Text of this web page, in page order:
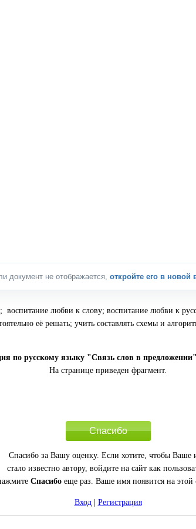
документ не отображается, откройте его в новой
любви к слову; воспитание любви к
её решать; учить составлять схемы и
по русскому языку "Связь слов в
На странице приведен фрагмент.
Спасибо
Спасибо за Вашу оценку. Если хотите, чтобы Ваше
стало известно автору, войдите на сайт как
Спасибоеще раз. Ваше имя появится на этой
Вход| Регистрация